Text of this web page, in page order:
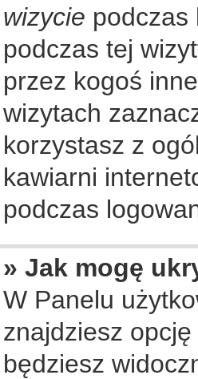
wizycie podczas
podczas tej
przez kogoś
wizytach
korzystasz z
kawiarni
podczas
» Jak mogę
W Panelu
znajdziesz
będziesz